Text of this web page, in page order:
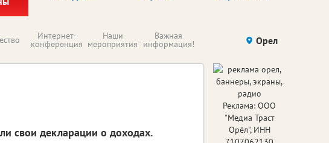
Интернет-
конференция
Наши
мероприятия
Важная
информация! Происшествия Здоровье
Орел
свои декларации о доходах.
Реклама: ООО
"Медиа Траст
Орёл", ИНН